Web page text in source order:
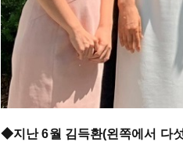
◆지난 6월 김득환(왼쪽에서 다